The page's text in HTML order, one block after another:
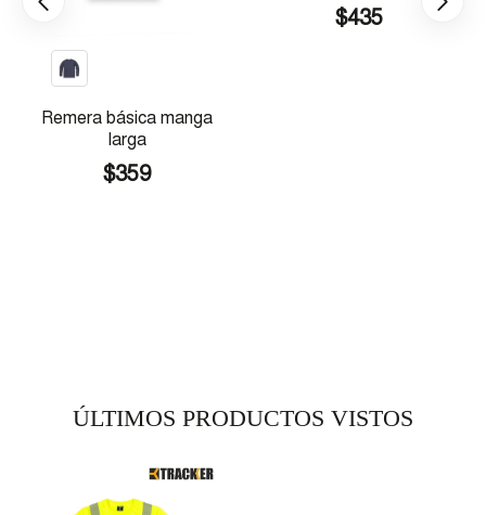
Remera básica manga
larga
$359
$435
ÚLTIMOS PRODUCTOS VISTOS